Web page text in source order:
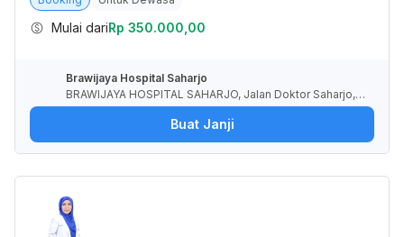
Mulai dariRp 350.000,00
Brawijaya Hospital Saharjo
BRAWIJAYA HOSPITAL SAHARJO, Jalan Doktor Saharjo, R
T.1/RW.1, Tebet Barat, Kota Jakarta Selatan, Daerah Khus
us Ibukota Jakarta, Indonesia
Buat Janji